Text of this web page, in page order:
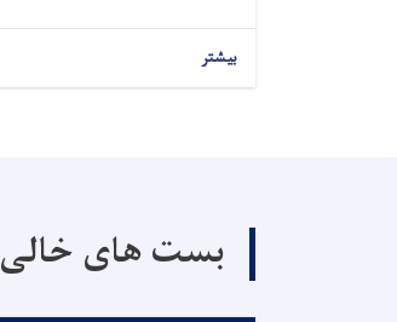
بیشتر
بست های خالی